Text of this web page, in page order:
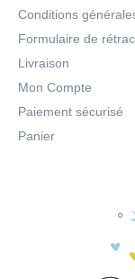
Conditions
Formulaire de
Livraison
Mon Compte
Paiement sécurisé
Panier